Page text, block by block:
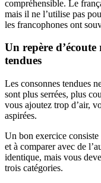
compréhensible. Le
mais il ne l’utilise pas
les francophones ont
Un repère
tendues
Les consonnes tendues
sont plus serrées, plus
vous ajoutez trop d’air,
aspirées.
Un bon exercice
et à comparer avec de
identique, mais vous
trois catégories.